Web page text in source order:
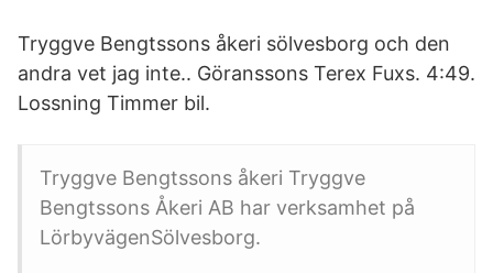
Tryggve Bengtssons åkeri sölvesborg och den
andra vet jag inte.. Göranssons Terex Fuxs. 4:49.
Lossning Timmer bil.
Tryggve Bengtssons åkeri Tryggve
Bengtssons Åkeri AB har verksamhet på
LörbyvägenSölvesborg.